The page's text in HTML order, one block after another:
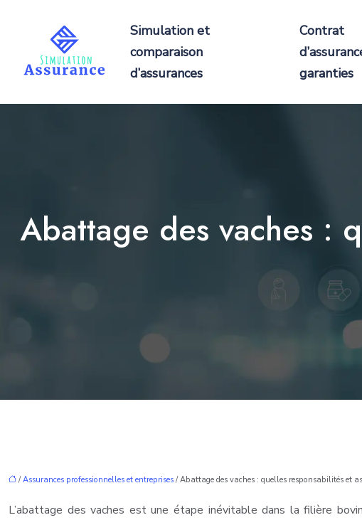
Simulation et
comparaison
d’assurances
Contrat
garanties
Abattage des vaches :
/Assurances professionnelles et entreprises / Abattage des vaches : quelles responsabilités et
L’abattage des vaches est une étape inévitable dans la filière